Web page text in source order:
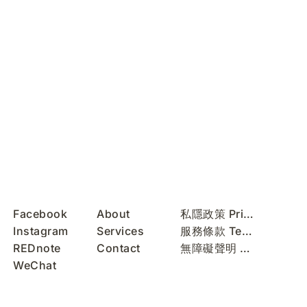
Facebook
Instagram
REDnote
WeChat
About
Services
Contact
私隱政策 Privacy Policy
服務條款 Terms of Use
無障礙聲明 Accessibility Statement